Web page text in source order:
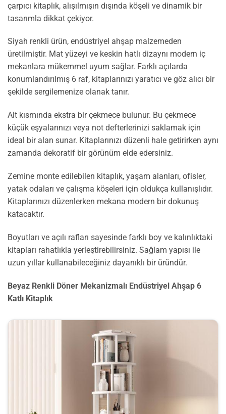
çarpıcı kitaplık, alışılmışın dışında köşeli ve dinamik bir
tasarımla dikkat çekiyor.
Siyah renkli ürün, endüstriyel ahşap malzemeden
üretilmiştir. Mat yüzeyi ve keskin hatlı dizaynı modern iç
mekanlara mükemmel uyum sağlar. Farklı açılarda
konumlandırılmış 6 raf, kitaplarınızı yaratıcı ve göz alıcı bir
şekilde sergilemenize olanak tanır.
Alt kısmında ekstra bir çekmece bulunur. Bu çekmece
küçük eşyalarınızı veya not defterlerinizi saklamak için
ideal bir alan sunar. Kitaplarınızı düzenli hale getirirken aynı
zamanda dekoratif bir görünüm elde edersiniz.
Zemine monte edilebilen kitaplık, yaşam alanları, ofisler,
yatak odaları ve çalışma köşeleri için oldukça kullanışlıdır.
Kitaplarınızı düzenlerken mekana modern bir dokunuş
katacaktır.
Boyutları ve açılı rafları sayesinde farklı boy ve kalınlıktaki
kitapları rahatlıkla yerleştirebilirsiniz. Sağlam yapısı ile
uzun yıllar kullanabileceğiniz dayanıklı bir üründür.
Beyaz Renkli Döner Mekanizmalı Endüstriyel Ahşap 6
Katlı Kitaplık